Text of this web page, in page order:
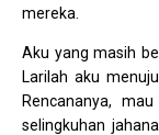
mereka.
Aku yang masih
Larilah aku
Rencananya,
selingkuhan